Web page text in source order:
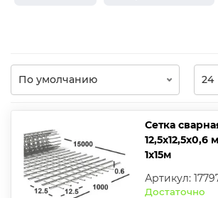
Сетка
12,5х12,5х0,6
1х15м
Артикул:
Достаточно